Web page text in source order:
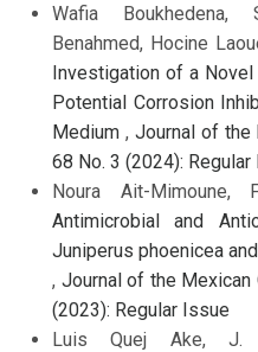
Wafia Boukhedena,
Benahmed, Hocine
Investigation of a Novel
Potential Corrosion
Medium , Journal of the
68 No. 3 (2024): Regular
Noura Ait-Mimoune,
Antimicrobial and
Juniperus phoenicea
, Journal of the Mexican
(2023): Regular Issue
Luis Quej Ake, J.